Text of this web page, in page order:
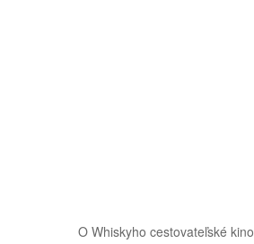
O Whiskyho cestovateľské kino